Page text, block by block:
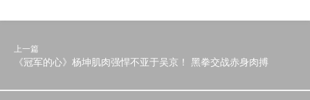
上一篇
《冠军的心》杨坤肌肉强悍不亚于吴京！ 黑拳交战赤身肉搏